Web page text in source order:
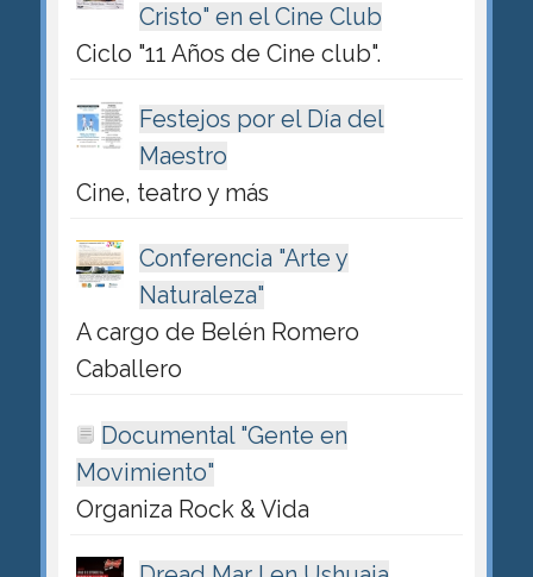
Cristo" en el Cine Club
Ciclo "11 Años de Cine club".
Festejos por el Día del
Maestro
Cine, teatro y más
Conferencia "Arte y
Naturaleza"
A cargo de Belén Romero
Caballero
Documental "Gente en
Movimiento"
Organiza Rock & Vida